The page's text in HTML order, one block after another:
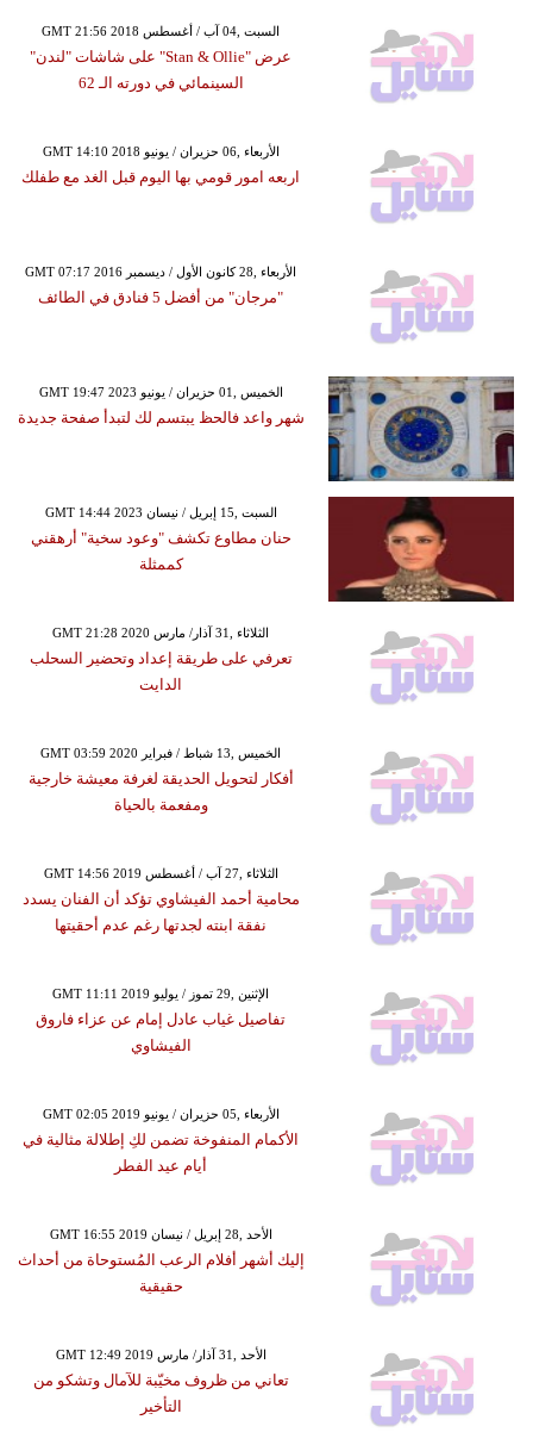
GMT 21:56 2018 السبت ,04 آب / أغسطس
عرض "Stan & Ollie" على شاشات "لندن"
السينمائي في دورته الـ 62
GMT 14:10 2018 الأربعاء ,06 حزيران / يونيو
اربعه امور قومي بها اليوم قبل الغد مع طفلك
GMT 07:17 2016 الأربعاء ,28 كانون الأول / ديسمبر
"مرجان" من أفضل 5 فنادق في الطائف
GMT 19:47 2023 الخميس ,01 حزيران / يونيو
شهر واعد فالحظ يبتسم لك لتبدأ صفحة جديدة
GMT 14:44 2023 السبت ,15 إبريل / نيسان
حنان مطاوع تكشف "وعود سخية" أرهقني
كممثلة
GMT 21:28 2020 الثلاثاء ,31 آذار/ مارس
تعرفي على طريقة إعداد وتحضير السحلب
الدايت
GMT 03:59 2020 الخميس ,13 شباط / فبراير
أفكار لتحويل الحديقة لغرفة معيشة خارجية
ومفعمة بالحياة
GMT 14:56 2019 الثلاثاء ,27 آب / أغسطس
محامية أحمد الفيشاوي تؤكد أن الفنان يسدد
نفقة ابنته لجدتها رغم عدم أحقيتها
GMT 11:11 2019 الإثنين ,29 تموز / يوليو
تفاصيل غياب عادل إمام عن عزاء فاروق
الفيشاوي
GMT 02:05 2019 الأربعاء ,05 حزيران / يونيو
الأكمام المنفوخة تضمن لكِ إطلالة مثالية في
أيام عيد الفطر
GMT 16:55 2019 الأحد ,28 إبريل / نيسان
إليك أشهر أفلام الرعب المُستوحاة من أحداث
حقيقية
GMT 12:49 2019 الأحد ,31 آذار/ مارس
تعاني من ظروف مخيّبة للآمال وتشكو من
التأخير